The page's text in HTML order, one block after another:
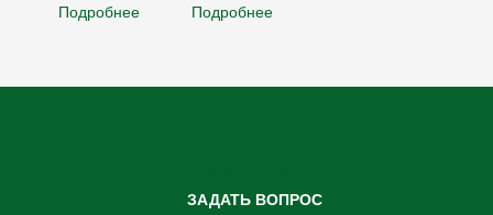
Подробнее
Подробнее
ЗАДАТЬ ВОПРОС